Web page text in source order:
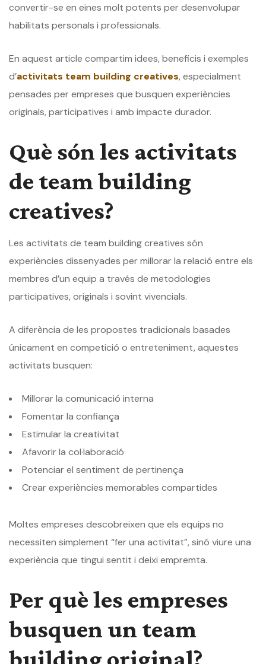
convertir-se en eines molt potents per desenvolupar
habilitats personals i professionals.
En aquest article compartim idees, beneficis i exemples
d’activitats team building creatives, especialment
pensades per empreses que busquen experiències
originals, participatives i amb impacte durador.
Què són les activitats
de team building
creatives?
Les activitats de team building creatives són
experiències dissenyades per millorar la relació entre els
membres d’un equip a través de metodologies
participatives, originals i sovint vivencials.
A diferència de les propostes tradicionals basades
únicament en competició o entreteniment, aquestes
activitats busquen:
Millorar la comunicació interna
Fomentar la confiança
Estimular la creativitat
Afavorir la col·laboració
Potenciar el sentiment de pertinença
Crear experiències memorables compartides
Moltes empreses descobreixen que els equips no
necessiten simplement “fer una activitat”, sinó viure una
experiència que tingui sentit i deixi empremta.
Per què les empreses
busquen un team
building original?